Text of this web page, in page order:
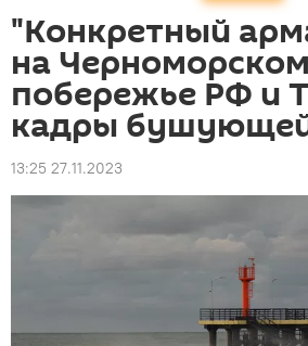
"Конкретный
на Черноморском
побережье РФ и
кадры
13:25 27.11.2023